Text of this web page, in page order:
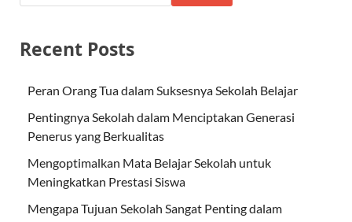
Recent Posts
Peran Orang Tua dalam Suksesnya Sekolah Belajar
Pentingnya Sekolah dalam Menciptakan Generasi
Penerus yang Berkualitas
Mengoptimalkan Mata Belajar Sekolah untuk
Meningkatkan Prestasi Siswa
Mengapa Tujuan Sekolah Sangat Penting dalam